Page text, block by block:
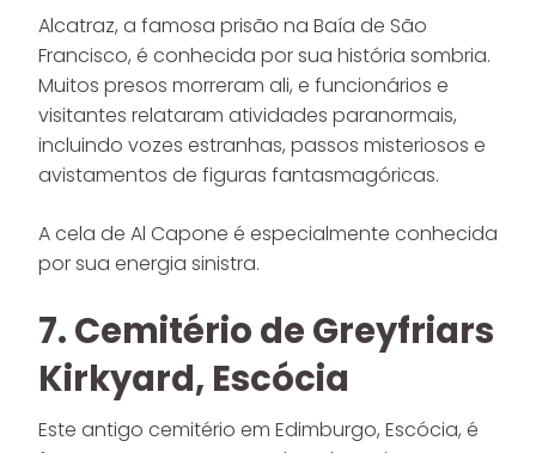
Alcatraz, a famosa prisão na Baía de São
Francisco, é conhecida por sua história sombria.
Muitos presos morreram ali, e funcionários e
visitantes relataram atividades paranormais,
incluindo vozes estranhas, passos misteriosos e
avistamentos de figuras fantasmagóricas.
A cela de Al Capone é especialmente conhecida
por sua energia sinistra.
7. Cemitério de Greyfriars
Kirkyard, Escócia
Este antigo cemitério em Edimburgo, Escócia, é